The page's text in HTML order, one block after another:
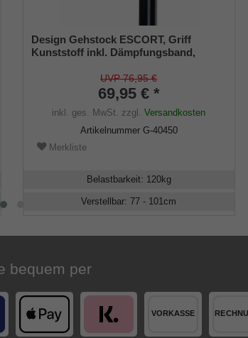
Design Gehstock ESCORT, Griff
Kunststoff inkl. Dämpfungsband,
101cm, inkl. Gummipuffer
UVP 76,95 €
69,95 € *
inkl. ges. MwSt. zzgl.Versandkosten
Artikelnummer G-40450
Merkliste
Belastbarkeit: 120kg
Verstellbar: 77 - 101cm
bequem per